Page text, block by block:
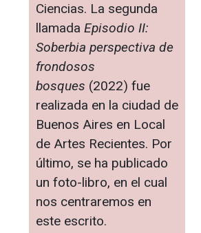
Ciencias. La segunda
llamada Episodio II:
Soberbia perspectiva de
frondosos
bosques (2022) fue
realizada en la ciudad de
Buenos Aires en Local
de Artes Recientes. Por
último, se ha publicado
un foto-libro, en el cual
nos centraremos en
este escrito.